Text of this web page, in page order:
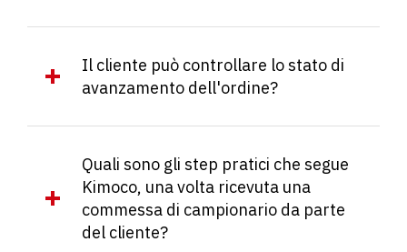
Il cliente può controllare lo stato di
avanzamento dell'ordine?
Quali sono gli step pratici che segue
Kimoco, una volta ricevuta una
commessa di campionario da parte
del cliente?